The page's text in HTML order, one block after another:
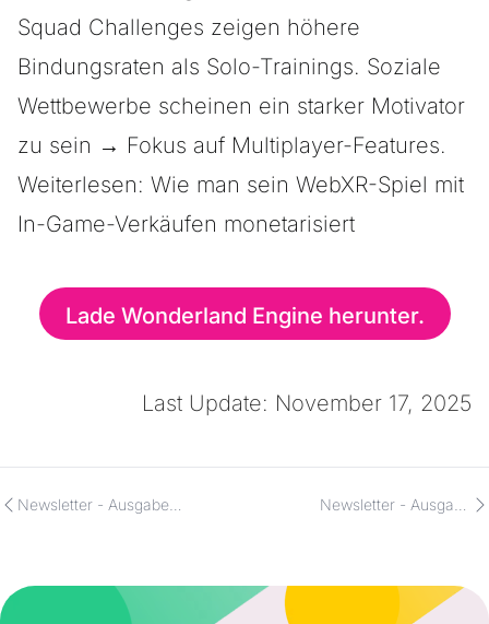
Squad Challenges zeigen höhere
Bindungsraten als Solo-Trainings. Soziale
Wettbewerbe scheinen ein starker Motivator
zu sein → Fokus auf Multiplayer-Features.
Weiterlesen: Wie man sein WebXR-Spiel mit
In-Game-Verkäufen monetarisiert
Lade Wonderland Engine herunter.
Last Update: November 17, 2025
Newsletter - Ausgabe
Newsletter - Ausgabe